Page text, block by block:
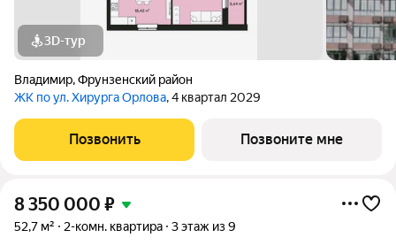
3D-тур
Владимир,Фрунзенский район
ЖК по ул. Хирурга Орлова, 4 квартал 2029
Позвонить Позвоните мне
8 350 000 ₽
52,7 м² 2-комн. квартира 3 этаж из 9